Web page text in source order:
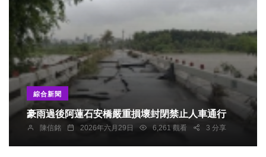
綜合新聞
豪雨過後阿蓮石安橋嚴重損壞封閉禁止人車通行
陳信銘 2026年六月29日 6,261 觀看 3 分享
社會 綜合新聞 健康 文教
彰化縣首場萬人健檢，永靖高工登場。（照片縣府
提供）